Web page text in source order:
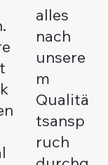
alles
nach
unsere
m
Qualitä
tsansp
ruch